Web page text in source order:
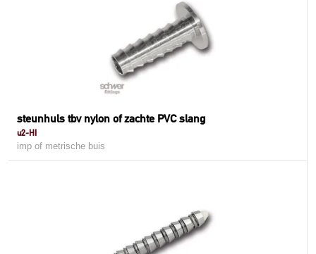
steunhuls tbv nylon of zachte PVC slang
u2-HI
imp of metrische buis